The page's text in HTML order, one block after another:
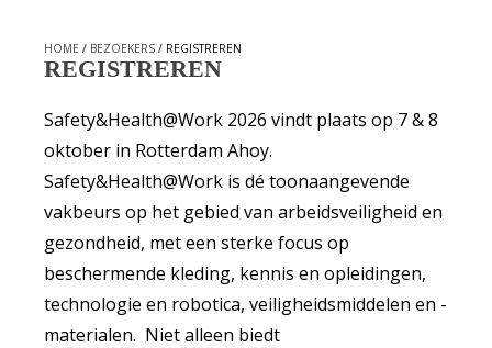
HOME / BEZOEKERS / REGISTREREN
REGISTREREN
Safety&Health@Work 2026 vindt plaats op 7 & 8
oktober in Rotterdam Ahoy.
Safety&Health@Work is dé toonaangevende
vakbeurs op het gebied van arbeidsveiligheid en
gezondheid, met een sterke focus op
beschermende kleding, kennis en opleidingen,
technologie en robotica, veiligheidsmiddelen en -
materialen. Niet alleen biedt